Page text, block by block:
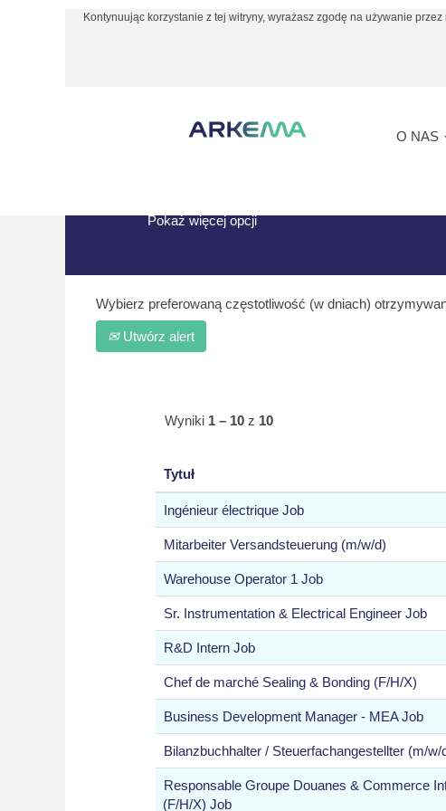
Kontynuując korzystanie z tej witryny, wyrażasz zgodę na używanie
O NAS
Strona główna | "South Korea" w Arkema
Poniżej zaprezentowano najnowsze oferty
Pokaż więcej opcji
Wybierz preferowaną częstotliwość (w dniach)
Utwórz alert
Wyniki 1 – 10 z 10
Tytuł
Ingénieur électrique Job
Mitarbeiter Versandsteuerung (m/w/d)
Warehouse Operator 1 Job
Sr. Instrumentation & Electrical Engineer Job
R&D Intern Job
Chef de marché Sealing & Bonding (F/H/X)
Business Development Manager - MEA Job
Bilanzbuchhalter / Steuerfachangestellter (m/w/
Responsable Groupe Douanes & Commerce
(F/H/X) Job